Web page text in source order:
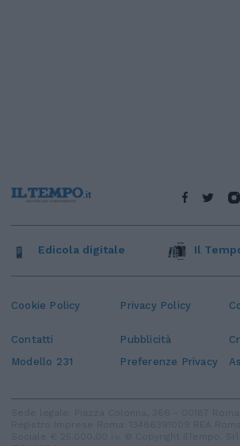
Cookie Policy Privacy Policy
Contatti Pubblicità
Modello 231
Preferenze Privacy
Edicola digitale Il